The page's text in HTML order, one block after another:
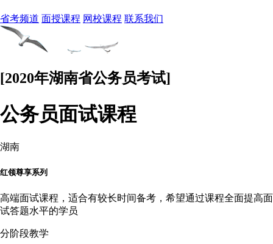
省考频道 面授课程 网校课程 联系我们
[2020年湖南省公务员考试]
公务员面试课程
湖南
红领尊享系列
高端面试课程，适合有较长时间备考，希望通过课程全面提高面
试答题水平的学员
分阶段教学